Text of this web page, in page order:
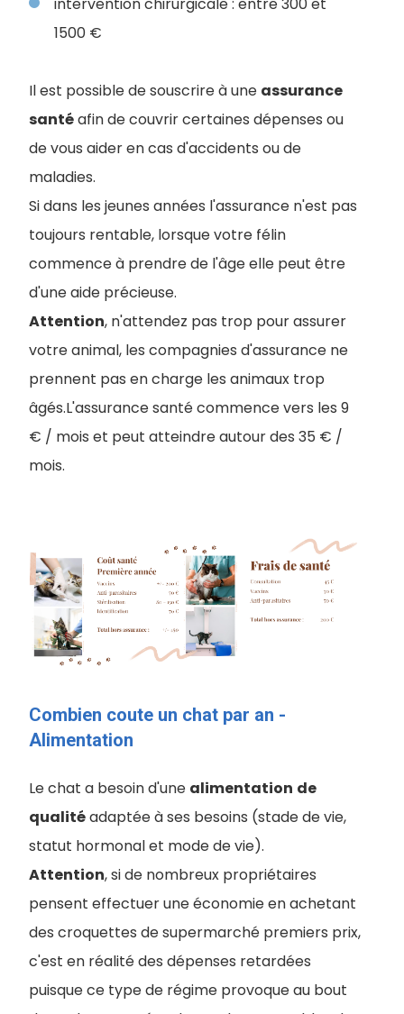
1500 €
Il est possible de souscrire à une assurance
santéafin de couvrir certaines dépenses ou
de vous aider en cas d'accidents ou de
maladies.
Si dans les jeunes années l'assurance n'est pas
toujours rentable, lorsque votre félin
commence à prendre de l'âge elle peut être
d'une aide précieuse.
Attention, n'attendez pas trop pour assurer
votre animal, les compagnies d'assurance ne
prennent pas en charge les animaux trop
âgés.L'assurance santé commence vers les 9
€ / mois et peut atteindre autour des 35 € /
mois.
Combien coute un chat par an -
Alimentation
Le chat a besoin d'une alimentation de
qualitéadaptée à ses besoins (stade de vie,
statut hormonal et mode de vie).
Attention, si de nombreux propriétaires
pensent effectuer une économie en achetant
des croquettes de supermarché premiers prix,
c'est en réalité des dépenses retardées
puisque ce type de régime provoque au bout